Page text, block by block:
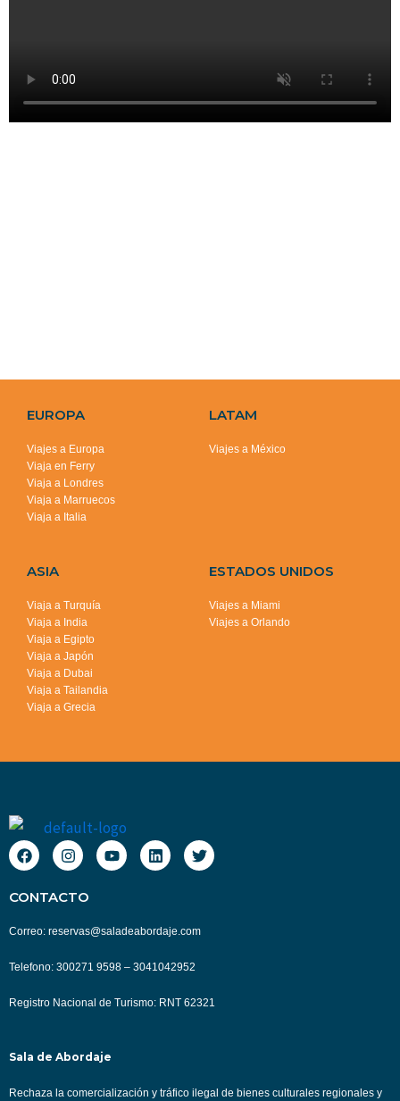
EUROPA
Viajes a Europa
Viaja en Ferry
Viaja a Londres
Viaja a Marruecos
Viaja a Italia
LATAM
Viajes a México
ASIA
Viaja a Turquía
Viaja a India
Viaja a Egipto
Viaja a Japón
Viaja a Dubai
Viaja a Tailandia
Viaja a Grecia
ESTADOS UNIDOS
Viajes a Miami
Viajes a Orlando
F
a
c
e
b
o
I
n
s
t
a
r
m
Y
o
u
b
e
L
i
n
d
i
T
w
i
r
CONTACTO
Correo: reservas@saladeabordaje.com
Telefono: 300271 9598 – 3041042952
Registro Nacional de Turismo: RNT 62321
Sala de Abordaje
Rechaza la comercialización y tráfico ilegal de bienes culturales regionales y